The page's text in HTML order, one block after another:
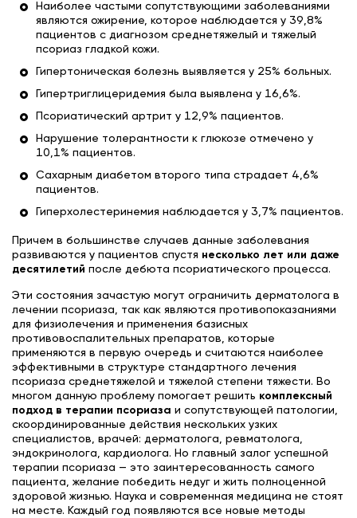
Наиболее частыми сопутствующими заболеваниями
являются ожирение, которое наблюдается у 39,8%
пациентов с диагнозом среднетяжелый и тяжелый
псориаз гладкой кожи.
Гипертоническая болезнь выявляется у 25% больных.
Гипертриглицеридемия была выявлена у 16,6%.
Псориатический артрит у 12,9% пациентов.
Нарушение толерантности к глюкозе отмечено у
10,1% пациентов.
Сахарным диабетом второго типа страдает 4,6%
пациентов.
Гиперхолестеринемия наблюдается у 3,7% пациентов.
Причем в большинстве случаев данные заболевания
развиваются у пациентов спустя несколько лет или даже
десятилетий после дебюта псориатического процесса.
Эти состояния зачастую могут ограничить дерматолога в
лечении псориаза, так как являются противопоказаниями
для физиолечения и применения базисных
противовоспалительных препаратов, которые
применяются в первую очередь и считаются наиболее
эффективными в структуре стандартного лечения
псориаза среднетяжелой и тяжелой степени тяжести. Во
многом данную проблему помогает решить комплексный
подход в терапии псориаза и сопутствующей патологии,
скоординированные действия нескольких узких
специалистов, врачей: дерматолога, ревматолога,
эндокринолога, кардиолога. Но главный залог успешной
терапии псориаза — это заинтересованность самого
пациента, желание победить недуг и жить полноценной
здоровой жизнью. Наука и современная медицина не стоят
на месте. Каждый год появляются все новые методы